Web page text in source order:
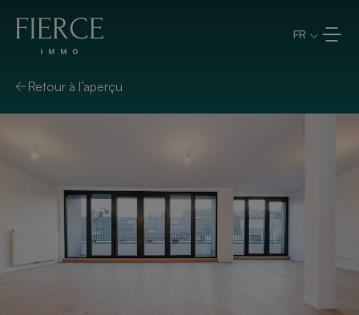
FR
Retour à l’aperçu